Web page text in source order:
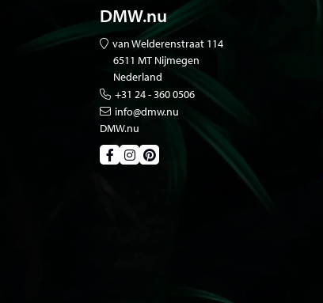
DMW.nu
van Welderenstraat 114
6511 MT Nijmegen
Nederland
+31 24 - 360 0506
info@dmw.nu
DMW.nu